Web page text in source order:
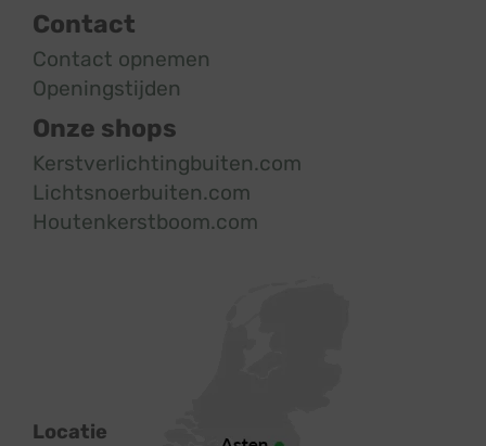
Contact
Contact opnemen
Openingstijden
Onze shops
Kerstverlichtingbuiten.com
Lichtsnoerbuiten.com
Houtenkerstboom.com
Locatie